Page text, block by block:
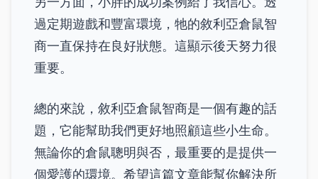
過定期遊戲和豐富環境，牠的敘利亞倉鼠智
商一直保持在良好狀態。這顯示後天努力很
重要。
總的來說，敘利亞倉鼠智商是一個有趣的話
題，它能幫助我們更好地照顧這些小生命。
無論你的倉鼠聰明與否，最重要的是提供一
個愛護的環境。希望這篇文章能幫你解決所